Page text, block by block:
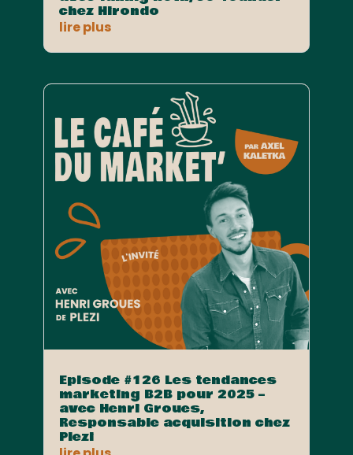
chez Hirondo
lire plus
Episode #126 Les tendances
marketing B2B pour 2025 –
avec Henri Groues,
Responsable acquisition chez
Plezi